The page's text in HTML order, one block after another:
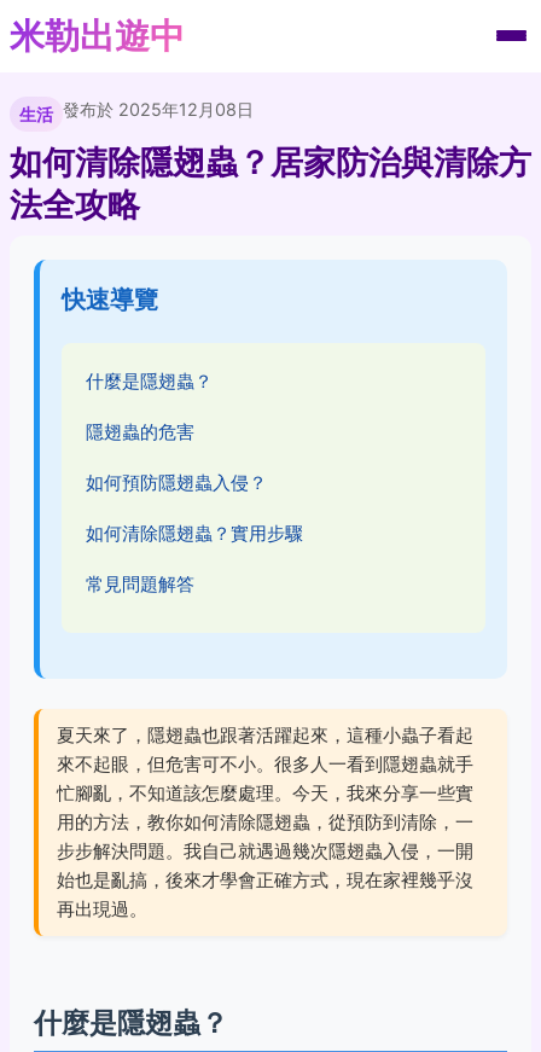
米勒出遊中
生活 發布於 2025年12月08日
如何清除隱翅蟲？居家防治與清除方
法全攻略
快速導覽
什麼是隱翅蟲？
隱翅蟲的危害
如何預防隱翅蟲入侵？
如何清除隱翅蟲？實用步驟
常見問題解答
夏天來了，隱翅蟲也跟著活躍起來，這種小蟲子看起
來不起眼，但危害可不小。很多人一看到隱翅蟲就手
忙腳亂，不知道該怎麼處理。今天，我來分享一些實
用的方法，教你如何清除隱翅蟲，從預防到清除，一
步步解決問題。我自己就遇過幾次隱翅蟲入侵，一開
始也是亂搞，後來才學會正確方式，現在家裡幾乎沒
再出現過。
什麼是隱翅蟲？